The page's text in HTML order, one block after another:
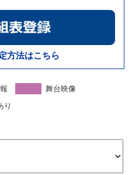
方法はこちら
舞台映像
り